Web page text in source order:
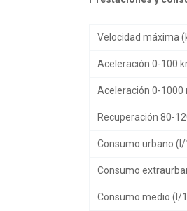
Velocidad máxima
Aceleración 0-100
Aceleración 0-1000
Recuperación 80-
Consumo urbano
Consumo
Consumo medio (l/